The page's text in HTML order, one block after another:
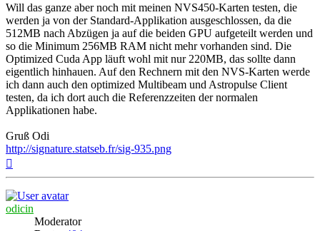
Will das ganze aber noch mit meinen NVS450-Karten testen, die
werden ja von der Standard-Applikation ausgeschlossen, da die
512MB nach Abzügen ja auf die beiden GPU aufgeteilt werden und
so die Minimum 256MB RAM nicht mehr vorhanden sind. Die
Optimized Cuda App läuft wohl mit nur 220MB, das sollte dann
eigentlich hinhauen. Auf den Rechnern mit den NVS-Karten werde
ich dann auch den optimized Multibeam und Astropulse Client
testen, da ich dort auch die Referenzzeiten der normalen
Applikationen habe.
Gruß Odi
http://signature.statseb.fr/sig-935.png
odicin
Moderator